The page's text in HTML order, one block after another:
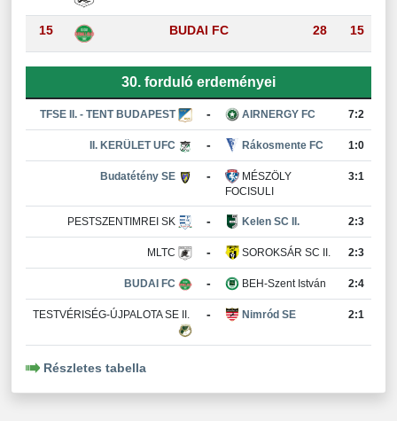
15 BUDAI FC 28 15
30. forduló erdeményei
TFSE II. - TENT BUDAPEST - AIRNERGY FC 7:2
II. KERÜLET UFC - Rákosmente FC 1:0
Budatétény SE -
MÉSZÖLY
FOCISULI
3:1
PESTSZENTIMREI SK - Kelen SC II. 2:3
MLTC - SOROKSÁR SC II. 2:3
BUDAI FC - BEH-Szent István 2:4
TESTVÉRISÉG-ÚJPALOTA SE II. - Nimród SE 2:1
Részletes tabella